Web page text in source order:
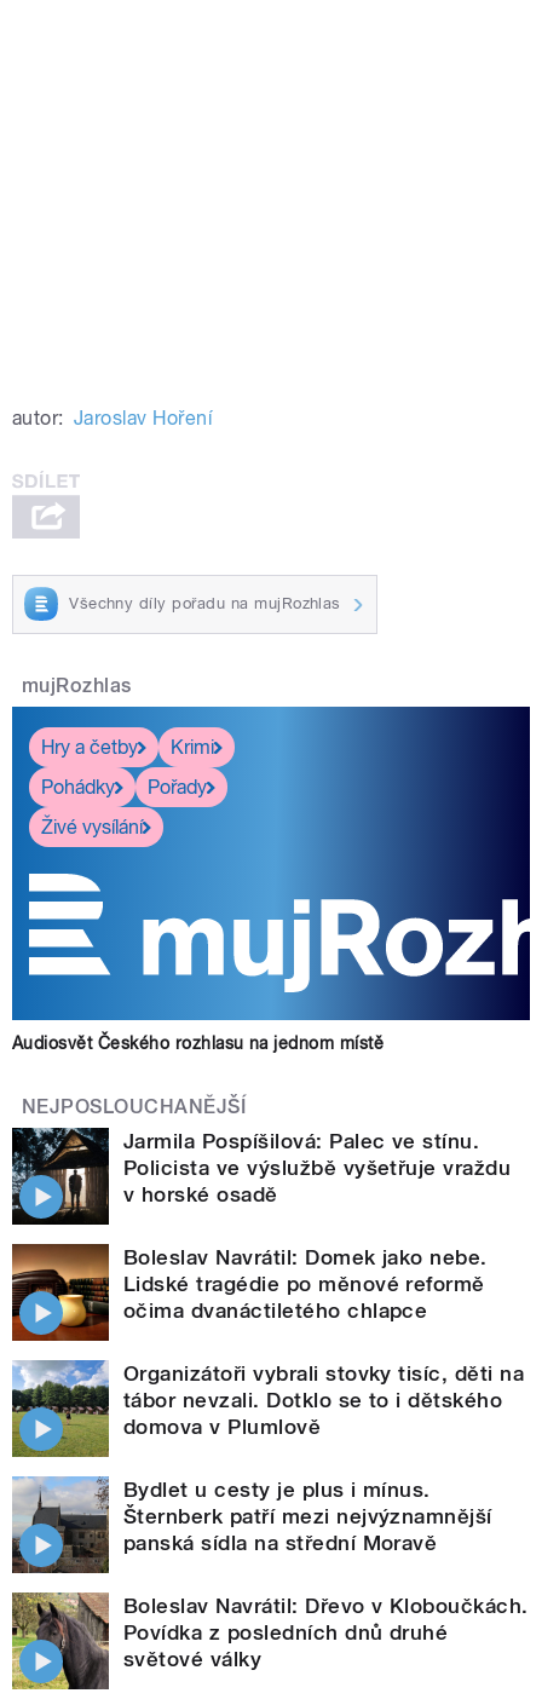
autor: Jaroslav Hoření
Všechny díly pořadu na mujRozhlas
mujRozhlas
Hry a četby
Krimi
Pohádky
Pořady
Živé vysílání
Audiosvět Českého rozhlasu na jednom místě
NEJPOSLOUCHANĚJŠÍ
Jarmila Pospíšilová: Palec ve stínu.
Policista ve výslužbě vyšetřuje vraždu
v horské osadě
Boleslav Navrátil: Domek jako nebe.
Lidské tragédie po měnové reformě
očima dvanáctiletého chlapce
Organizátoři vybrali stovky tisíc, děti na
tábor nevzali. Dotklo se to i dětského
domova v Plumlově
Bydlet u cesty je plus i mínus.
Šternberk patří mezi nejvýznamnější
panská sídla na střední Moravě
Boleslav Navrátil: Dřevo v Kloboučkách.
Povídka z posledních dnů druhé
světové války